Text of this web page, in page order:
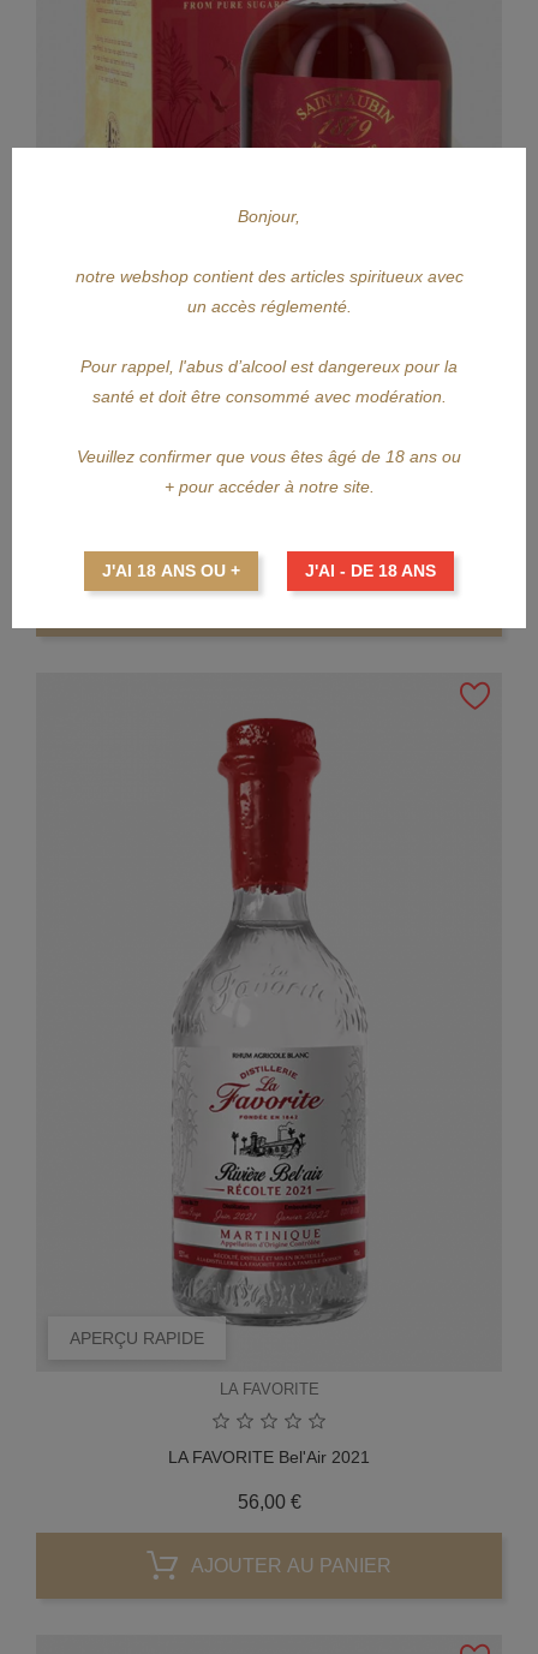
APERÇU RAPIDE
SAINT AUBIN Porto Cask Finish
APERÇU RAPIDE
LA FAVORITE
LA FAVORITE Bel'Air 2021
56,00 €Prix
AJOUTER AU PANIER
Bonjour,
notre webshop contient des articles spiritueux avec
un accès réglementé.
Pour rappel, l'abus d’alcool est dangereux pour la
santé et doit être consommé avec modération.
Veuillez confirmer que vous êtes âgé de 18 ans ou
+ pour accéder à notre site.
J'AI 18 ANS OU + J'AI - DE 18 ANS